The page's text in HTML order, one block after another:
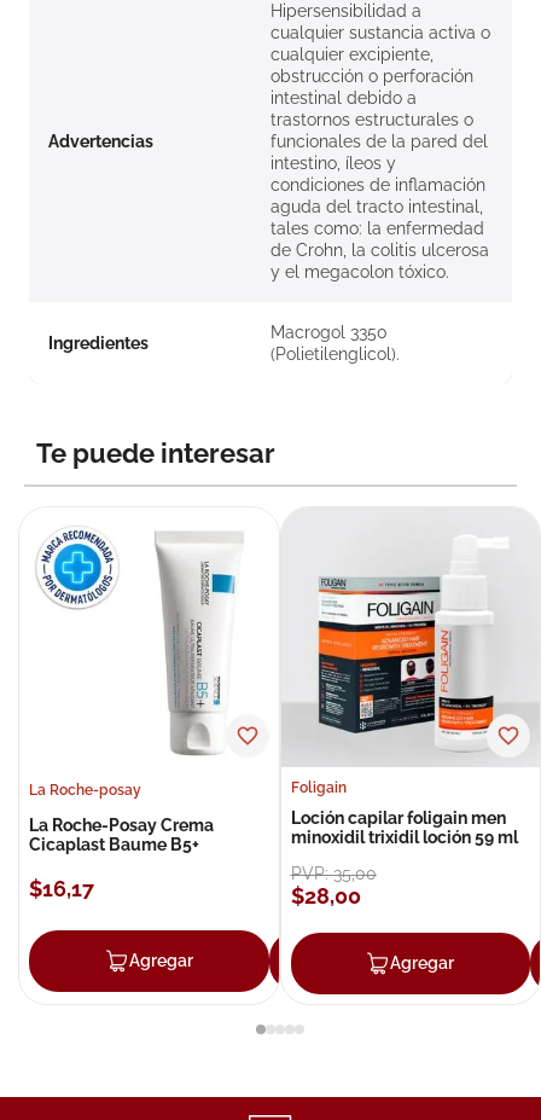
Advertencias
Hipersensibilidad a
cualquier sustancia activa o
cualquier excipiente,
obstrucción o perforación
intestinal debido a
trastornos estructurales o
funcionales de la pared del
intestino, íleos y
condiciones de inflamación
aguda del tracto intestinal,
tales como: la enfermedad
de Crohn, la colitis ulcerosa
y el megacolon tóxico.
Ingredientes
Macrogol 3350
(Polietilenglicol).
Te puede interesar
La Roche-posay
La Roche-Posay Crema
Cicaplast Baume B5+
$16,17
Agregar Agregar
Foligain
Loción capilar foligain men
minoxidil trixidil loción 59 ml
PVP:35,00
$28,00
Agregar